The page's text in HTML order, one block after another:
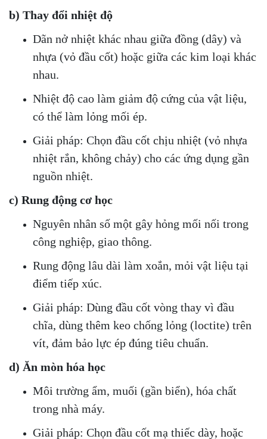
b) Thay đổi nhiệt độ
Dãn nở nhiệt khác nhau giữa đồng (dây) và
nhựa (vỏ đầu cốt) hoặc giữa các kim loại khác
nhau.
Nhiệt độ cao làm giảm độ cứng của vật liệu,
có thể làm lỏng mối ép.
Giải pháp: Chọn đầu cốt chịu nhiệt (vỏ nhựa
nhiệt rắn, không chảy) cho các ứng dụng gần
nguồn nhiệt.
c) Rung động cơ học
Nguyên nhân số một gây hỏng mối nối trong
công nghiệp, giao thông.
Rung động lâu dài làm xoắn, mỏi vật liệu tại
điểm tiếp xúc.
Giải pháp: Dùng đầu cốt vòng thay vì đầu
chĩa, dùng thêm keo chống lỏng (loctite) trên
vít, đảm bảo lực ép đúng tiêu chuẩn.
d) Ăn mòn hóa học
Môi trường ẩm, muối (gần biển), hóa chất
trong nhà máy.
Giải pháp: Chọn đầu cốt mạ thiếc dày, hoặc